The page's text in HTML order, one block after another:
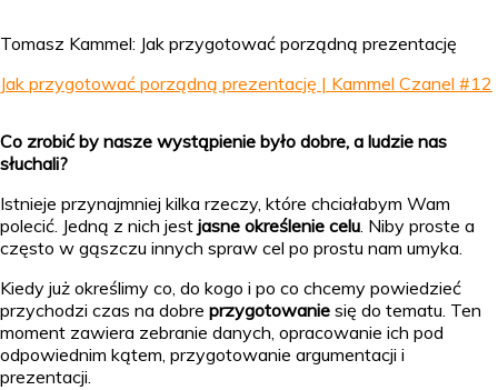
Tomasz Kammel: Jak przygotować porządną prezentację
Jak przygotować porządną prezentację | Kammel Czanel #12
Co zrobić by nasze wystąpienie było dobre, a ludzie nas
słuchali?
Istnieje przynajmniej kilka rzeczy, które chciałabym Wam
polecić. Jedną z nich jest jasne określenie celu. Niby proste a
często w gąszczu innych spraw cel po prostu nam umyka.
Kiedy już określimy co, do kogo i po co chcemy powiedzieć
przychodzi czas na dobre przygotowanie się do tematu. Ten
moment zawiera zebranie danych, opracowanie ich pod
odpowiednim kątem, przygotowanie argumentacji i
prezentacji.